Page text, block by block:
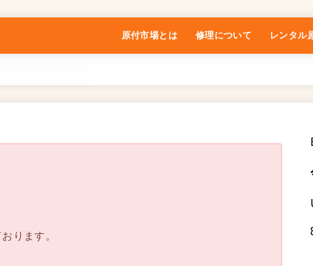
原付市場とは 修理について レンタル
ります。